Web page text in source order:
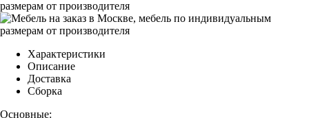
Характеристики
Описание
Доставка
Сборка
Основные: